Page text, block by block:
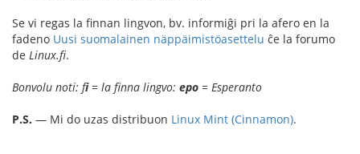
Se vi regas la finnan lingvon, bv. informiĝi pri la afero en la
fadeno Uusi suomalainen näppäimistöasettelu ĉe la forumo
de Linux.fi.
Bonvolu noti: fi= la finna lingvo: epo = Esperanto
P.S. — Mi do uzas distribuon Linux Mint (Cinnamon).